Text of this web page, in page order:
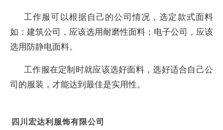
工作服可以根据自己的公司情况，选定款式面料
如：建筑公司，应该选用耐磨性面料；电子公司，应该
选用防静电面料。
工作服在定制时就应该选好面料，选好适合自己公
司的服装，才能达到最佳是实用性。
四川宏达利服饰有限公司